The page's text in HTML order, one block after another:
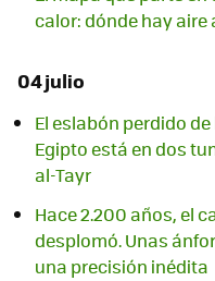
calor: dónde hay
04 julio
El eslabón perdido
Egipto está en dos
al-Tayr
Hace 2.200 años, el
desplomó. Unas
una precisión inédita